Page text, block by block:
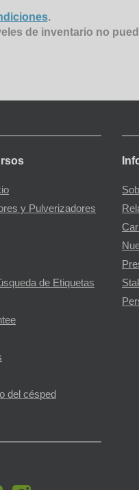
.
de inventario no
y Pulverizadores
de Etiquetas
del césped